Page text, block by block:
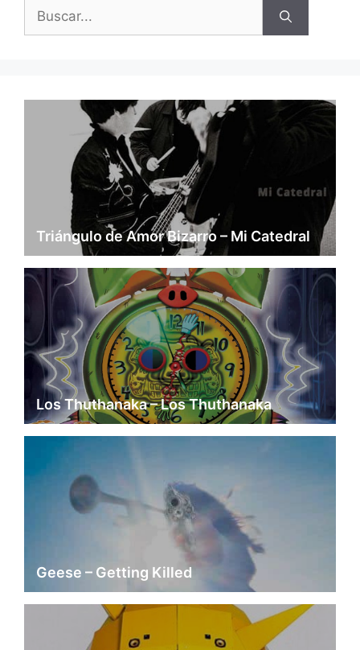
Buscar:
Triángulo de Amor Bizarro – Mi Catedral
Los Thuthanaka – Los Thuthanaka
Geese – Getting Killed